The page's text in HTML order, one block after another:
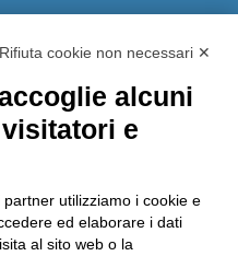
OnlineInvia una MAD
di accessibilità
Rifiuta cookie non necessari ✕
alcuni
e
utilizziamo i cookie e
ed elaborare i dati
al sito web o la